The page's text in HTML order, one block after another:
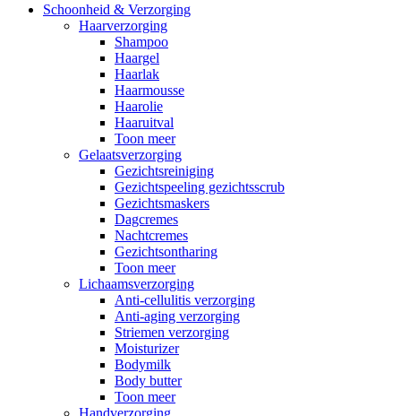
Schoonheid & Verzorging
Haarverzorging
Shampoo
Haargel
Haarlak
Haarmousse
Haarolie
Haaruitval
Toon meer
Gelaatsverzorging
Gezichtsreiniging
Gezichtspeeling gezichtsscrub
Gezichtsmaskers
Dagcremes
Nachtcremes
Gezichtsontharing
Toon meer
Lichaamsverzorging
Anti-cellulitis verzorging
Anti-aging verzorging
Striemen verzorging
Moisturizer
Bodymilk
Body butter
Toon meer
Handverzorging